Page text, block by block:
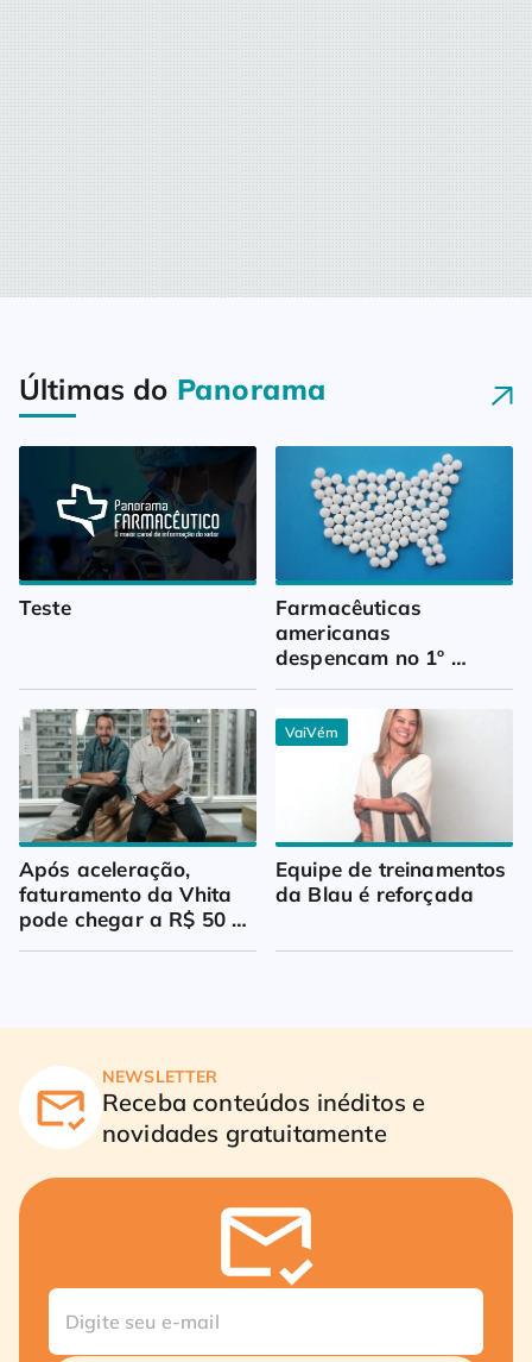
Últimas do Panorama
Teste
Farmacêuticas
americanas
despencam no 1º
Após aceleração,
faturamento da Vhita
pode chegar a R$ 50
milhões
VaiVém
Equipe de treinamentos
da Blau é reforçada
NEWSLETTER
Receba conteúdos inéditos e
novidades gratuitamente